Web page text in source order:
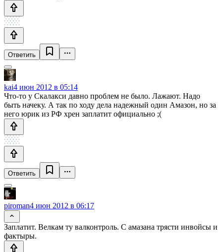
Ответить
kai4 июн 2012 в 05:14
Что-то у Скалакси давно проблем не было. Лажают. Надо
быть начеку. А так по ходу дела надежный один Амазон, но за
него юрик из РФ хрен заплатит официально ;(
Ответить
piroman4 июн 2012 в 06:17
Заплатит. Велкам ту валконтроль. С амазана трясти инвойсы и
фактыры.